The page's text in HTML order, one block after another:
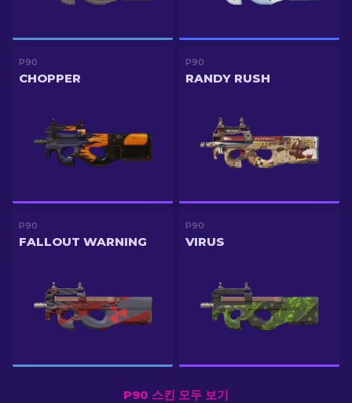
P90
CHOPPER
P90
RANDY RUSH
P90
FALLOUT WARNING
P90
VIRUS
P90 스킨 모두 보기